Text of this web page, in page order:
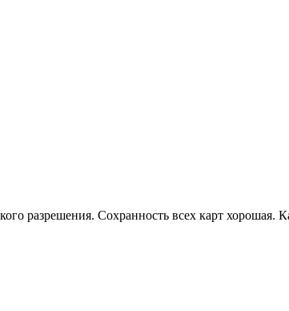
разрешения. Сохранность всех карт